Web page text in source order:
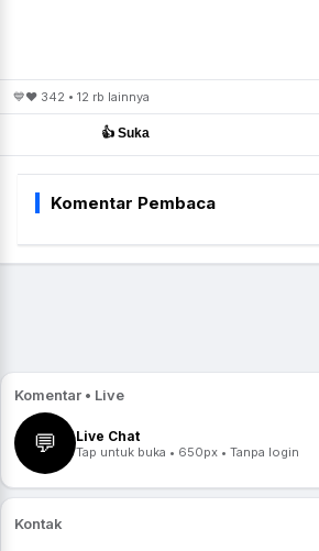
💙❤️ 342 • 12 rb lainnya
👍 Suka
Komentar Pembaca
Komentar • Live
💬 Live Chat
Tap untuk buka • 650px • Tanpa login
Kontak